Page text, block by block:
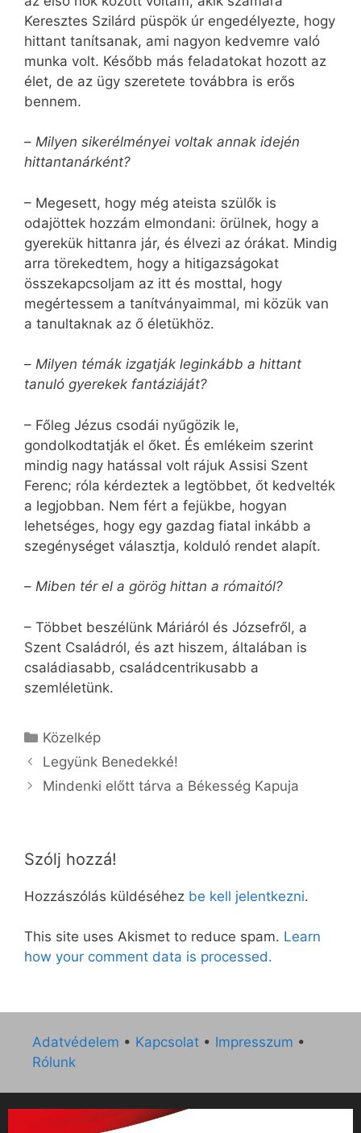
Keresztes Szilárd püspök úr engedélyezte, hogy
hittant tanítsanak, ami nagyon kedvemre való
munka volt. Később más feladatokat hozott az
élet, de az ügy szeretete továbbra is erős
bennem.
– Milyen sikerélményei voltak annak idején
hittantanárként?
– Megesett, hogy még ateista szülők is
odajöttek hozzám elmondani: örülnek, hogy a
gyerekük hittanra jár, és élvezi az órákat. Mindig
arra törekedtem, hogy a hitigazságokat
összekapcsoljam az itt és mosttal, hogy
megértessem a tanítványaimmal, mi közük van
a tanultaknak az ő életükhöz.
– Milyen témák izgatják leginkább a hittant
tanuló gyerekek fantáziáját?
– Főleg Jézus csodái nyűgözik le,
gondolkodtatják el őket. És emlékeim szerint
mindig nagy hatással volt rájuk Assisi Szent
Ferenc; róla kérdeztek a legtöbbet, őt kedvelték
a legjobban. Nem fért a fejükbe, hogyan
lehetséges, hogy egy gazdag fiatal inkább a
szegénységet választja, kolduló rendet alapít.
– Miben tér el a görög hittan a rómaitól?
– Többet beszélünk Máriáról és Józsefről, a
Szent Családról, és azt hiszem, általában is
családiasabb, családcentrikusabb a
szemléletünk.
Kategória
Közelkép
Legyünk Benedekké!
Mindenki előtt tárva a Békesség Kapuja
Szólj hozzá!
Hozzászólás küldéséhez be kell jelentkezni.
This site uses Akismet to reduce spam. Learn
how your comment data is processed.
Adatvédelem • Kapcsolat • Impresszum •
Rólunk